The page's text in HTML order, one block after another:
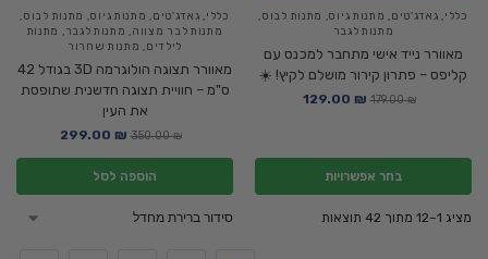
כללי, גאדג'טים, מתנות גיוס, מתנות לבוס,
מתנות לגבר
מאוורר נייד אישי מתחבר למכנס עם
קליפס – פתרון קירור מושלם לקיץ! ☀️
179.00₪
129.00 ₪
בחר אפשרויות
כללי, גאדג'טים, מתנות גיוס, מתנות לבוס,
מתנות לבר מצווה, מתנות לגבר, מתנות
לילדים, מתנות שחרור
מאוורר תצוגה הולוגרמה 3D בגודל 42
ס"מ – חוויית תצוגה חדשנית שתופסת
את העין
350.00₪
299.00 ₪
הוספה לסל
מציג 1–12 מתוך 42 תוצאות